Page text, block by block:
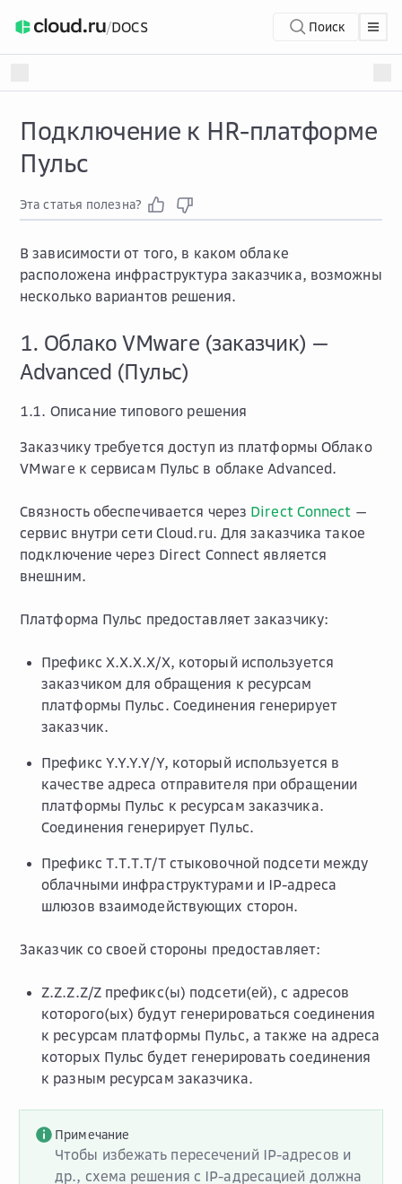
/DOCS Поиск
Подключение к HR-платформе
Пульс
Эта статья полезна?
В зависимости от того, в каком облаке
расположена инфраструктура заказчика, возможны
несколько вариантов решения.
1. Облако VMware (заказчик) —
Advanced (Пульс)
1.1. Описание типового решения
Заказчику требуется доступ из платформы Облако
VMware к сервисам Пульс в облаке Advanced.
Связность обеспечивается через Direct Connect —
сервис внутри сети Cloud.ru. Для заказчика такое
подключение через Direct Connect является
внешним.
Платформа Пульс предоставляет заказчику:
Префикс X.X.X.X/X, который используется
заказчиком для обращения к ресурсам
платформы Пульс. Соединения генерирует
заказчик.
Префикс Y.Y.Y.Y/Y, который используется в
качестве адреса отправителя при обращении
платформы Пульс к ресурсам заказчика.
Соединения генерирует Пульс.
Префикс T.T.T.T/T стыковочной подсети между
облачными инфраструктурами и IP-адреса
шлюзов взаимодействующих сторон.
Заказчик со своей стороны предоставляет:
Z.Z.Z.Z/Z префикс(ы) подсети(ей), с адресов
которого(ых) будут генерироваться соединения
к ресурсам платформы Пульс, а также на адреса
которых Пульс будет генерировать соединения
к разным ресурсам заказчика.
Примечание
Чтобы избежать пересечений IP-адресов и
др., схема решения с IP-адресацией должна